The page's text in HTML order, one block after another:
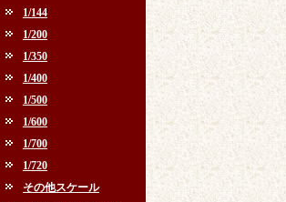
1/144
1/200
1/350
1/400
1/500
1/600
1/700
1/720
その他スケール